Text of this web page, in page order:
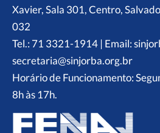
Xavier, Sala 301, Centro,
032
Tel.: 71 3321-1914 | Email:
secretaria@sinjorba.org.br
Horário de Funcionamento:
8h às 17h.